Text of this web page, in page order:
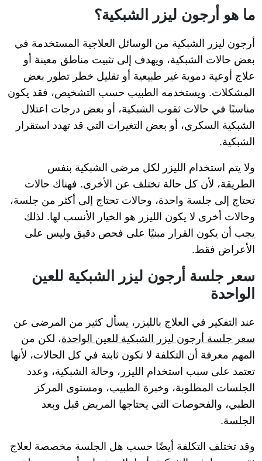
ما هو أرجون ليزر الشبكية؟
أرجون ليزر الشبكية من الوسائل العلاجية المستخدمة في
بعض حالات الشبكية، ويهدف إلى تثبيت مناطق معينة أو
علاج أوعية دموية غير طبيعية أو تقليل خطر تطور بعض
المشكلات. ويستخدمه الطبيب حسب التشخيص، فقد يكون
مناسبًا في حالات ثقوب الشبكية، أو بعض درجات اعتلال
الشبكية السكري، أو بعض التغيرات التي قد تهدد استقرار
الشبكية.
ولا يتم استخدام الليزر لكل مرضى الشبكية بنفس
الطريقة، لأن كل حالة تختلف عن الأخرى. فهناك حالات
تحتاج إلى جلسة واحدة، وحالات تحتاج إلى أكثر من جلسة،
وحالات أخرى لا يكون الليزر هو الخيار الأنسب لها. لذلك
يجب أن يكون القرار مبنيًا على فحص دقيق وليس على
الأعراض فقط.
سعر جلسة أرجون ليزر الشبكية للعين
الواحدة
عند التفكير في العلاج بالليزر، يسأل كثير من المرضى عن
سعر جلسة أرجون ليزر الشبكية للعين الواحدة، لكن من
المهم معرفة أن التكلفة لا تكون ثابتة في كل الحالات، لأنها
تعتمد على سبب استخدام الليزر، وحالة الشبكية، وعدد
الجلسات المطلوبة، وخبرة الطبيب، ومستوى المركز
الطبي، والفحوصات التي يحتاجها المريض قبل وبعد
الجلسة.
وقد تختلف التكلفة أيضًا حسب هل الجلسة مخصصة لعلاج